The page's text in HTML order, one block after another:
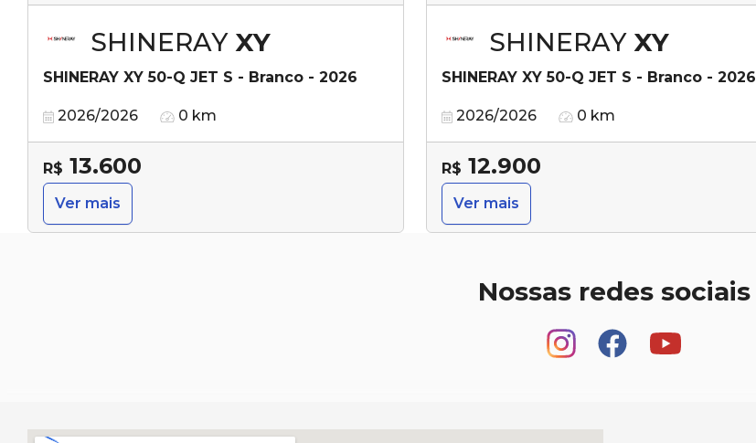
SHINERAY XY
SHINERAY XY 50-Q JET S - Branco - 2026
2026/2026 0 km
R$ 13.600
Ver mais
SHINERAY XY
SHINERAY XY 50-Q JET S - Branco - 2026
2026/2026 0 km
R$ 12.900
Ver mais
Nossas redes sociais